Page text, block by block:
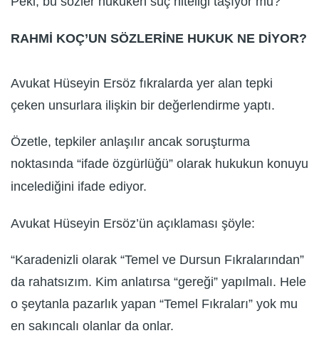
RAHMİ KOÇ’UN SÖZLERİNE HUKUK NE DİYOR?
Avukat Hüseyin Ersöz fıkralarda yer alan tepki
çeken unsurlara ilişkin bir değerlendirme yaptı.
Özetle, tepkiler anlaşılır ancak soruşturma
noktasında “ifade özgürlüğü” olarak hukukun konuyu
incelediğini ifade ediyor.
Avukat Hüseyin Ersöz’ün açıklaması şöyle:
“Karadenizli olarak “Temel ve Dursun Fıkralarından”
da rahatsızım. Kim anlatırsa “gereği” yapılmalı. Hele
o şeytanla pazarlık yapan “Temel Fıkraları” yok mu
en sakıncalı olanlar da onlar.